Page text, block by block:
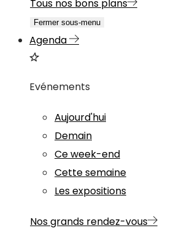
Tous nos bons plans
Fermer sous-menu
Agenda
Evénements
Aujourd'hui
Demain
Ce week-end
Cette semaine
Les expositions
Nos grands rendez-vous